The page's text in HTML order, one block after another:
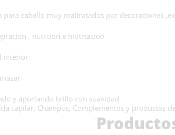
para cabello muy maltratados por decoraciones
, nutrcion e hidtrtacion
interior
y aportando brillo con suavidad
capilar, Champús, Complementos y productos